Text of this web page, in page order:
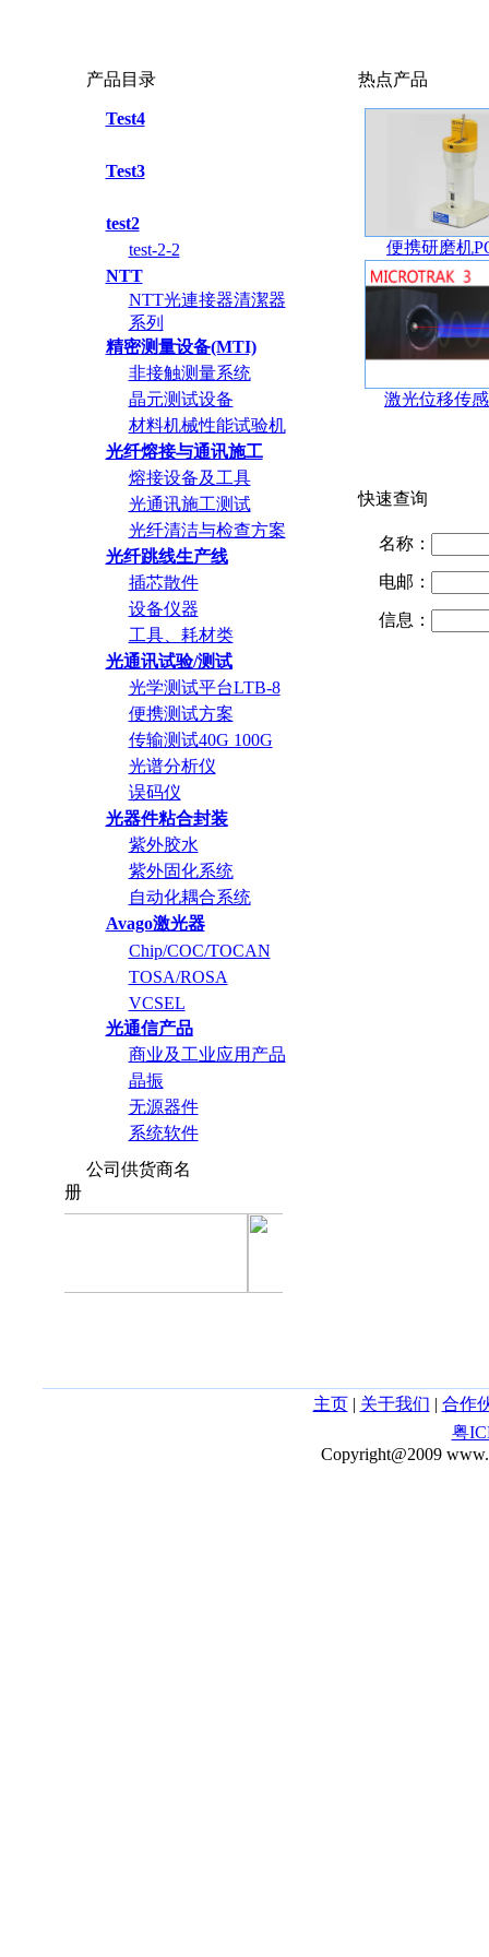
产品目录
Test4
Test3
test2
test-2-2
NTT
NTT光連接器清潔器
系列
精密测量设备(MTI)
非接触测量系统
晶元测试设备
材料机械性能试验机
光纤熔接与通讯施工
熔接设备及工具
光通讯施工测试
光纤清洁与检查方案
光纤跳线生产线
插芯散件
设备仪器
工具、耗材类
光通讯试验/测试
光学测试平台LTB-8
便携测试方案
传输测试40G 100G
光谱分析仪
误码仪
光器件粘合封装
紫外胶水
紫外固化系统
自动化耦合系统
Avago激光器
Chip/COC/TOCAN
TOSA/ROSA
VCSEL
光通信产品
商业及工业应用产品
晶振
无源器件
系统软件
公司供货商名
册
热点产品
便携研磨机
激光位移传
快速查询
名称：
电邮：
信息：
主页| 关于我们 | 合作
粤
Copyright@2009